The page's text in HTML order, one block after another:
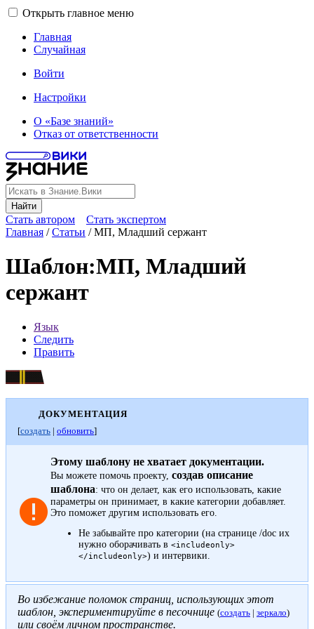
Открыть главное меню
Главная
Случайная
Войти
Настройки
О «Базе знаний»
Отказ от ответственности
Найти
Стать автором
Стать экспертом
Главная /Статьи /МП, Младший сержант
Шаблон:МП, Младший
сержант
Язык
Следить
Править
ДОКУМЕНТАЦИЯ
[создать | обновить]
Этому шаблону не хватает документации.
Вы можете помочь проекту, создав описание
шаблона: что он делает, как его использовать, какие
параметры он принимает, в какие категории добавляет.
Это поможет другим использовать его.
Не забывайте про категории (на странице /doc их
нужно оборачивать в <includeonly>
</includeonly>) и интервики.
Во избежание поломок страниц, использующих этот
шаблон, экспериментируйте в песочнице (создать | зеркало)
или своём личном пространстве.